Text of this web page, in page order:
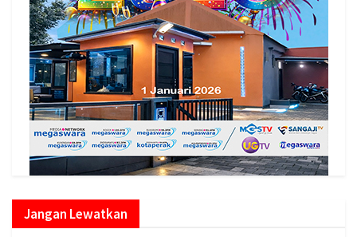
Jangan Lewatkan